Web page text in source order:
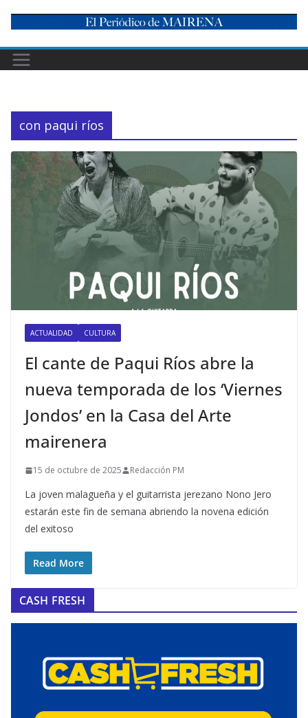
content
con paqui ríos
ACTUALIDAD CULTURA
El cante de Paqui Ríos abre la
nueva temporada de los ‘Viernes
Jondos’ en la Casa del Arte
mairenera
15 de octubre de 2025 Redacción PM
La joven malagueña y el guitarrista jerezano Nono Jero
estarán este fin de semana abriendo la novena edición
del exitoso
Read More
CASH FRESH